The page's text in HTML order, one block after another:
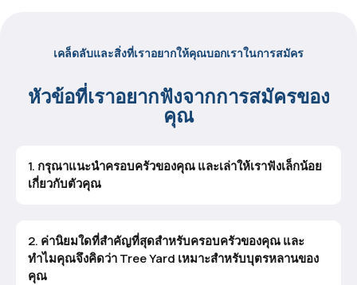
เคล็ดลับและสิ่งที่เราอยากให้คุณบอกเราในการสมัคร
หัวข้อที่เราอยากฟังจากการสมัครของ
คุณ
1. กรุณาแนะนำครอบครัวของคุณ และเล่าให้เราฟังเล็กน้อย
เกี่ยวกับตัวคุณ
2. ค่านิยมใดที่สำคัญที่สุดสำหรับครอบครัวของคุณ และ
ทำไมคุณจึงคิดว่า Tree Yard เหมาะสำหรับบุตรหลานของ
คุณ